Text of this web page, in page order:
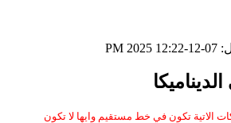
07-12-2025
12:22 PM
الاتية تكون في خط مستقيم وايها لا تكون